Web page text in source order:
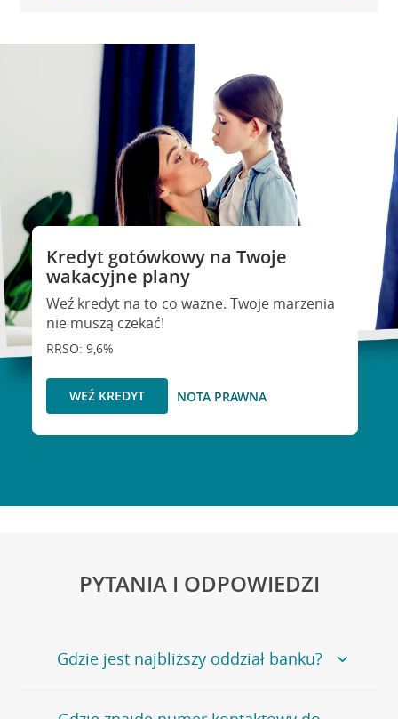
Kredyt gotówkowy na Twoje
wakacyjne plany
Weź kredyt na to co ważne. Twoje marzenia
nie muszą czekać!
RRSO: 9,6%
WEŹ KREDYT NOTA PRAWNA
PYTANIA I ODPOWIEDZI
Gdzie jest najbliższy oddział banku?
Jeśli szukasz oddziału naszego banku, zapraszamy na